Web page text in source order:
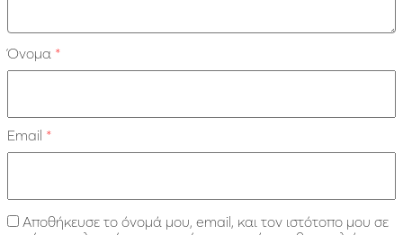
Όνομα *
Email *
Αποθήκευσε το όνομά μου, email, και τον ιστότοπο μου σε